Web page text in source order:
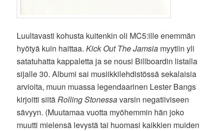
Luultavasti kohusta kuitenkin oli MC5:ille enemmän
hyötyä kuin haittaa.Kick Out The Jamsia myytiin yli
satatuhatta kappaletta ja se nousi Billboardin listalla
sijalle 30. Albumi sai musiikkilehdistössä sekalaisia
arvioita, muun muassa legendaarinen Lester Bangs
kirjoitti siitä Rolling Stonessavarsin negatiiviseen
sävyyn. (Muutamaa vuotta myöhemmin hän joko
muutti mielensä levystä tai huomasi kaikkien muiden